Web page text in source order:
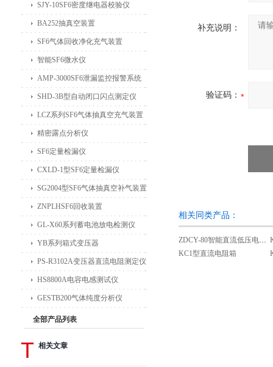
补充说明：
验证码：
相关同类产品：
ZDCY-80智能直流低压电阻测试仪
KC1型直流电阻箱
SJY-10SF6密度继电器校验仪
BA252抽真空装置
SF6气体回收净化充气装置
智能SF6微水仪
AMP-3000SF6泄漏监控报警系统
SHD-3B型自动闭口闪点测定仪
LCZ系列SF6气体抽真空充气装置
精密露点分析仪
SF6定量检漏仪
CXLD-1型SF6定量检漏仪
SG2004型SF6气体抽真空补气装置
ZNPLHSF6回收装置
GL-X60系列蓄电池放电检测仪
YB系列箱式变压器
PS-R3102A变压器直流电阻测定仪
HS8800A电容电感测试仪
GESTB200气体纯度分析仪
全部产品列表
T 相关文章